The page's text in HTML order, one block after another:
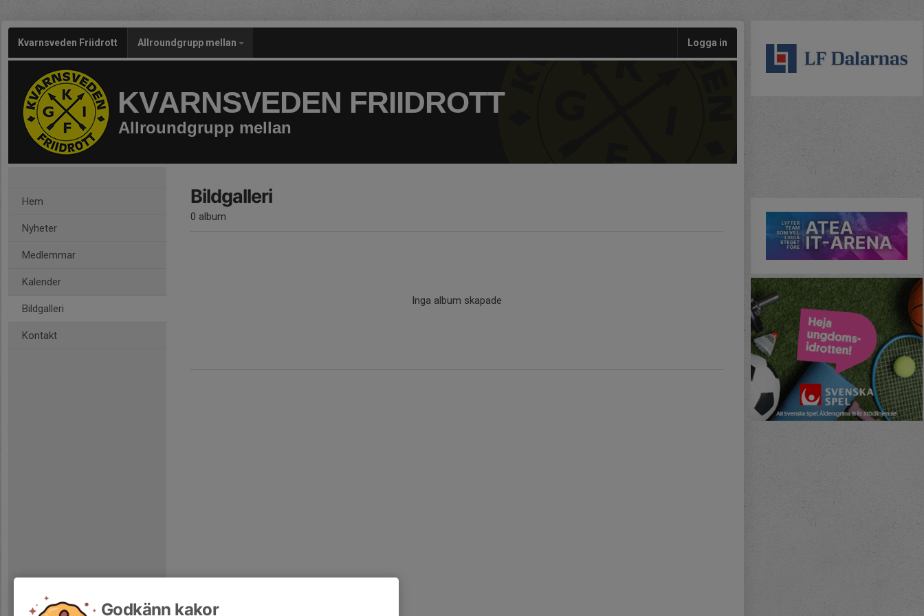
Kvarnsveden Friidrott Allroundgrupp mellan Logga in
KVARNSVEDEN FRIIDROTT
Allroundgrupp mellan
Hem
Nyheter
Medlemmar
Kalender
Bildgalleri
Kontakt
Bildgalleri
0 album
Inga album skapade
Godkänn kakor